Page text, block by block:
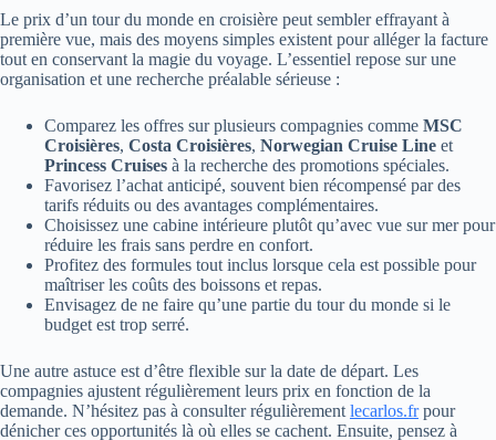
Le prix d’un tour du monde en croisière peut sembler effrayant à
première vue, mais des moyens simples existent pour alléger la facture
tout en conservant la magie du voyage. L’essentiel repose sur une
organisation et une recherche préalable sérieuse :
Comparez les offres sur plusieurs compagnies comme MSC
Croisières, Costa Croisières, Norwegian Cruise Line et
Princess Cruises à la recherche des promotions spéciales.
Favorisez l’achat anticipé, souvent bien récompensé par des
tarifs réduits ou des avantages complémentaires.
Choisissez une cabine intérieure plutôt qu’avec vue sur mer pour
réduire les frais sans perdre en confort.
Profitez des formules tout inclus lorsque cela est possible pour
maîtriser les coûts des boissons et repas.
Envisagez de ne faire qu’une partie du tour du monde si le
budget est trop serré.
Une autre astuce est d’être flexible sur la date de départ. Les
compagnies ajustent régulièrement leurs prix en fonction de la
demande. N’hésitez pas à consulter régulièrement lecarlos.frpour
dénicher ces opportunités là où elles se cachent. Ensuite, pensez à